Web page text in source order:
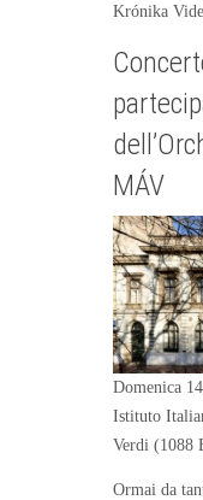
Krónika
MÁV
Domenica
Istituto
Verdi (1088
Ormai da